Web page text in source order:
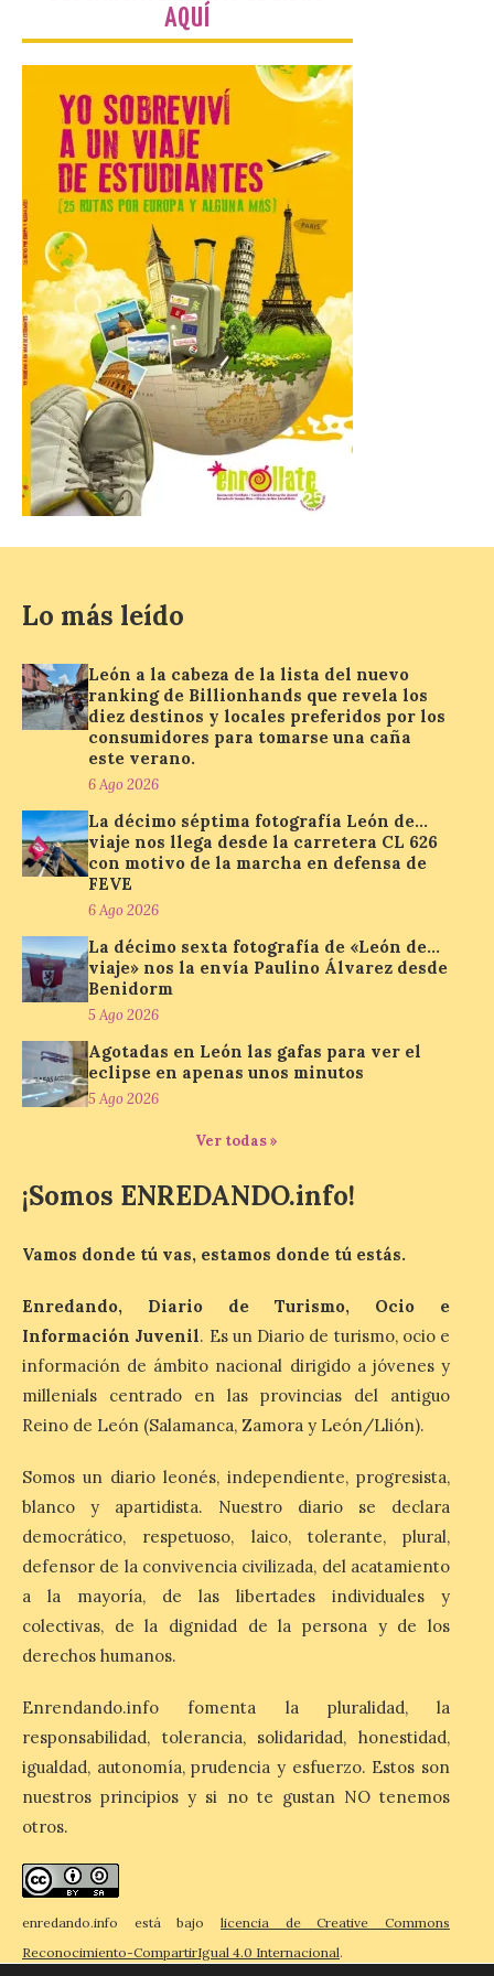
de Sol en Lleida
7 Ago 2026
Las comarcas del llano de
Lleida, especialmente El
Segrià y Les Garrigues, se
convertirán el día 12 de
agosto en un mirador
privilegiado para observar este fenómeno
único. . El 12 de agosto, aproximadamente
a las 20.30 h, la Luna […]
El Ayuntamiento de
Zamora recibe a la Banda
de Música tras sus
históricos triunfos en
Kerkrade
7 Ago 2026
ha logrado una Medalla de
clasificación general y la
Mención de Honor a la mejor
de […]
La Térmica Cultural y La
Fábrica de Luz. Museo de
la Energía de Ponferrada
publican su agenda para
este fin de semana
7 Ago 2026
Además, se celebrarán
nuevas visitas guiadas de
‘Paseo entre centrales.
Un recorrido entre La
la Energía (antigua central térmica de la
Minero Siderúrgica de Ponferrada –
MSP) y La Térmica Cultural (antigua
central de Compostilla […]
El estreno absoluto de la
firme aquí” y la música del
grupo Carrion Folk,
cultural de este fin de
semana dentro del
programa Salamanca
Plazas y Patios
El programa cultural
Salamanca Plazas y Patios
continúa este fin de
semana con propuestas
de teatro y música. En el
Patio Chico está previsto el estreno
absoluto de “De indis. Por favor, firme
aquí”, una producción de la compañía
salmantina […]
Ciclo “Mujeres en la
Historia y la
Peregrinación”, en
Benavides de Órbigo.
peregrinación femenina.
Presentación del Libro
“Va de Monjas”, de José
AQUÍ
Lo más leído
León a la cabeza de la lista del nuevo
ranking de Billionhands que revela los
diez destinos y locales preferidos por los
consumidores para tomarse una caña
este verano.
6 Ago 2026
La décimo séptima fotografía León de…
viaje nos llega desde la carretera CL 626
con motivo de la marcha en defensa de
FEVE
6 Ago 2026
La décimo sexta fotografía de «León de…
viaje» nos la envía Paulino Álvarez desde
Benidorm
5 Ago 2026
Agotadas en León las gafas para ver el
eclipse en apenas unos minutos
5 Ago 2026
Ver todas »
¡Somos ENREDANDO.info!
Vamos donde tú vas, estamos donde tú estás.
Enredando, Diario de Turismo, Ocio e
Información Juvenil. Es un Diario de turismo, ocio e
información de ámbito nacional dirigido a jóvenes y
millenials centrado en las provincias del antiguo
Reino de León (Salamanca, Zamora y León/Llión).
Somos un diario leonés, independiente, progresista,
blanco y apartidista. Nuestro diario se declara
democrático, respetuoso, laico, tolerante, plural,
defensor de la convivencia civilizada, del acatamiento
a la mayoría, de las libertades individuales y
colectivas, de la dignidad de la persona y de los
derechos humanos.
Enrendando.info fomenta la pluralidad, la
responsabilidad, tolerancia, solidaridad, honestidad,
igualdad, autonomía, prudencia y esfuerzo. Estos son
nuestros principios y si no te gustan NO tenemos
otros.
enredando.info está bajo licencia de Creative Commons
Reconocimiento-CompartirIgual 4.0 Internacional.